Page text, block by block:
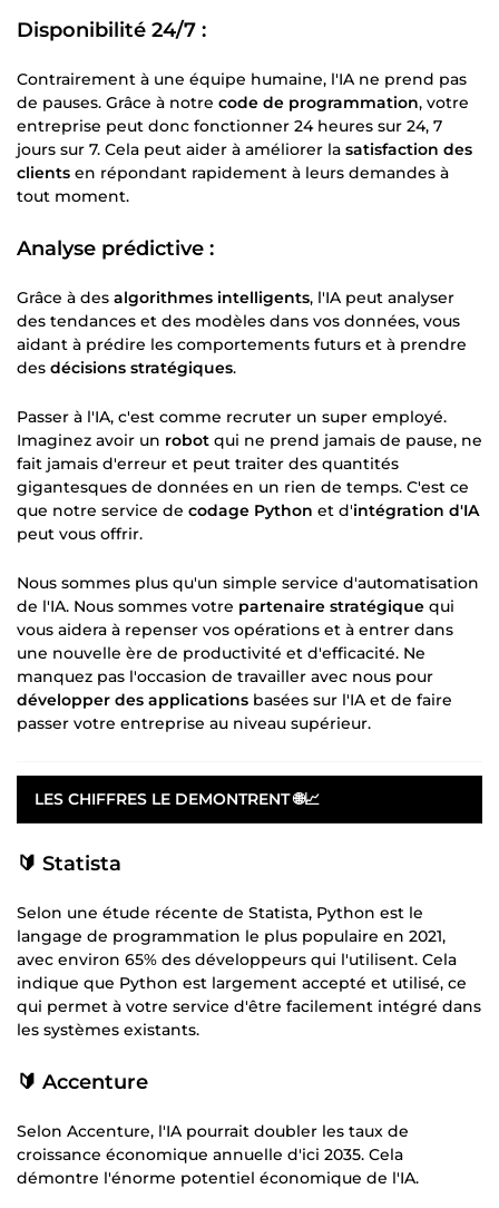
Disponibilité 24/7 :
Contrairement à une équipe humaine, l'IA ne prend pas
de pauses. Grâce à notre code de programmation, votre
entreprise peut donc fonctionner 24 heures sur 24, 7
jours sur 7. Cela peut aider à améliorer la satisfaction des
clients en répondant rapidement à leurs demandes à
tout moment.
Analyse prédictive :
Grâce à des algorithmes intelligents, l'IA peut analyser
des tendances et des modèles dans vos données, vous
aidant à prédire les comportements futurs et à prendre
des décisions stratégiques.
Passer à l'IA, c'est comme recruter un super employé.
Imaginez avoir un robot qui ne prend jamais de pause, ne
fait jamais d'erreur et peut traiter des quantités
gigantesques de données en un rien de temps. C'est ce
que notre service de codage Python et d'intégration d'IA
peut vous offrir.
Nous sommes plus qu'un simple service d'automatisation
de l'IA. Nous sommes votre partenaire stratégique qui
vous aidera à repenser vos opérations et à entrer dans
une nouvelle ère de productivité et d'efficacité. Ne
manquez pas l'occasion de travailler avec nous pour
développer des applications basées sur l'IA et de faire
passer votre entreprise au niveau supérieur.
LES CHIFFRES LE DEMONTRENT 🌐📈
🔰 Statista
Selon une étude récente de Statista, Python est le
langage de programmation le plus populaire en 2021,
avec environ 65% des développeurs qui l'utilisent. Cela
indique que Python est largement accepté et utilisé, ce
qui permet à votre service d'être facilement intégré dans
les systèmes existants.
🔰 Accenture
Selon Accenture, l'IA pourrait doubler les taux de
croissance économique annuelle d'ici 2035. Cela
démontre l'énorme potentiel économique de l'IA.